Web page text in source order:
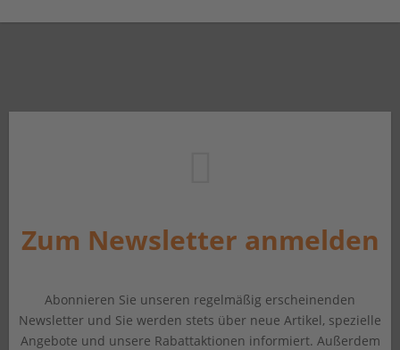
Zum Newsletter anmelden
Abonnieren Sie unseren regelmäßig erscheinenden
Newsletter und Sie werden stets über neue Artikel, spezielle
Angebote und unsere Rabattaktionen informiert. Außerdem